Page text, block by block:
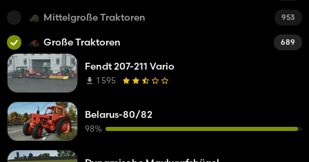
Mittelgroße Traktoren 953
Große Traktoren 689
Fendt 207-211 Vario
1 595
Belarus-80/82
98%